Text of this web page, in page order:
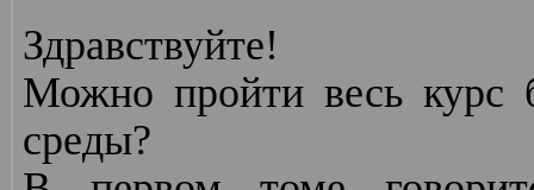
Здравствуйте!
Можно пройти весь курс
среды?